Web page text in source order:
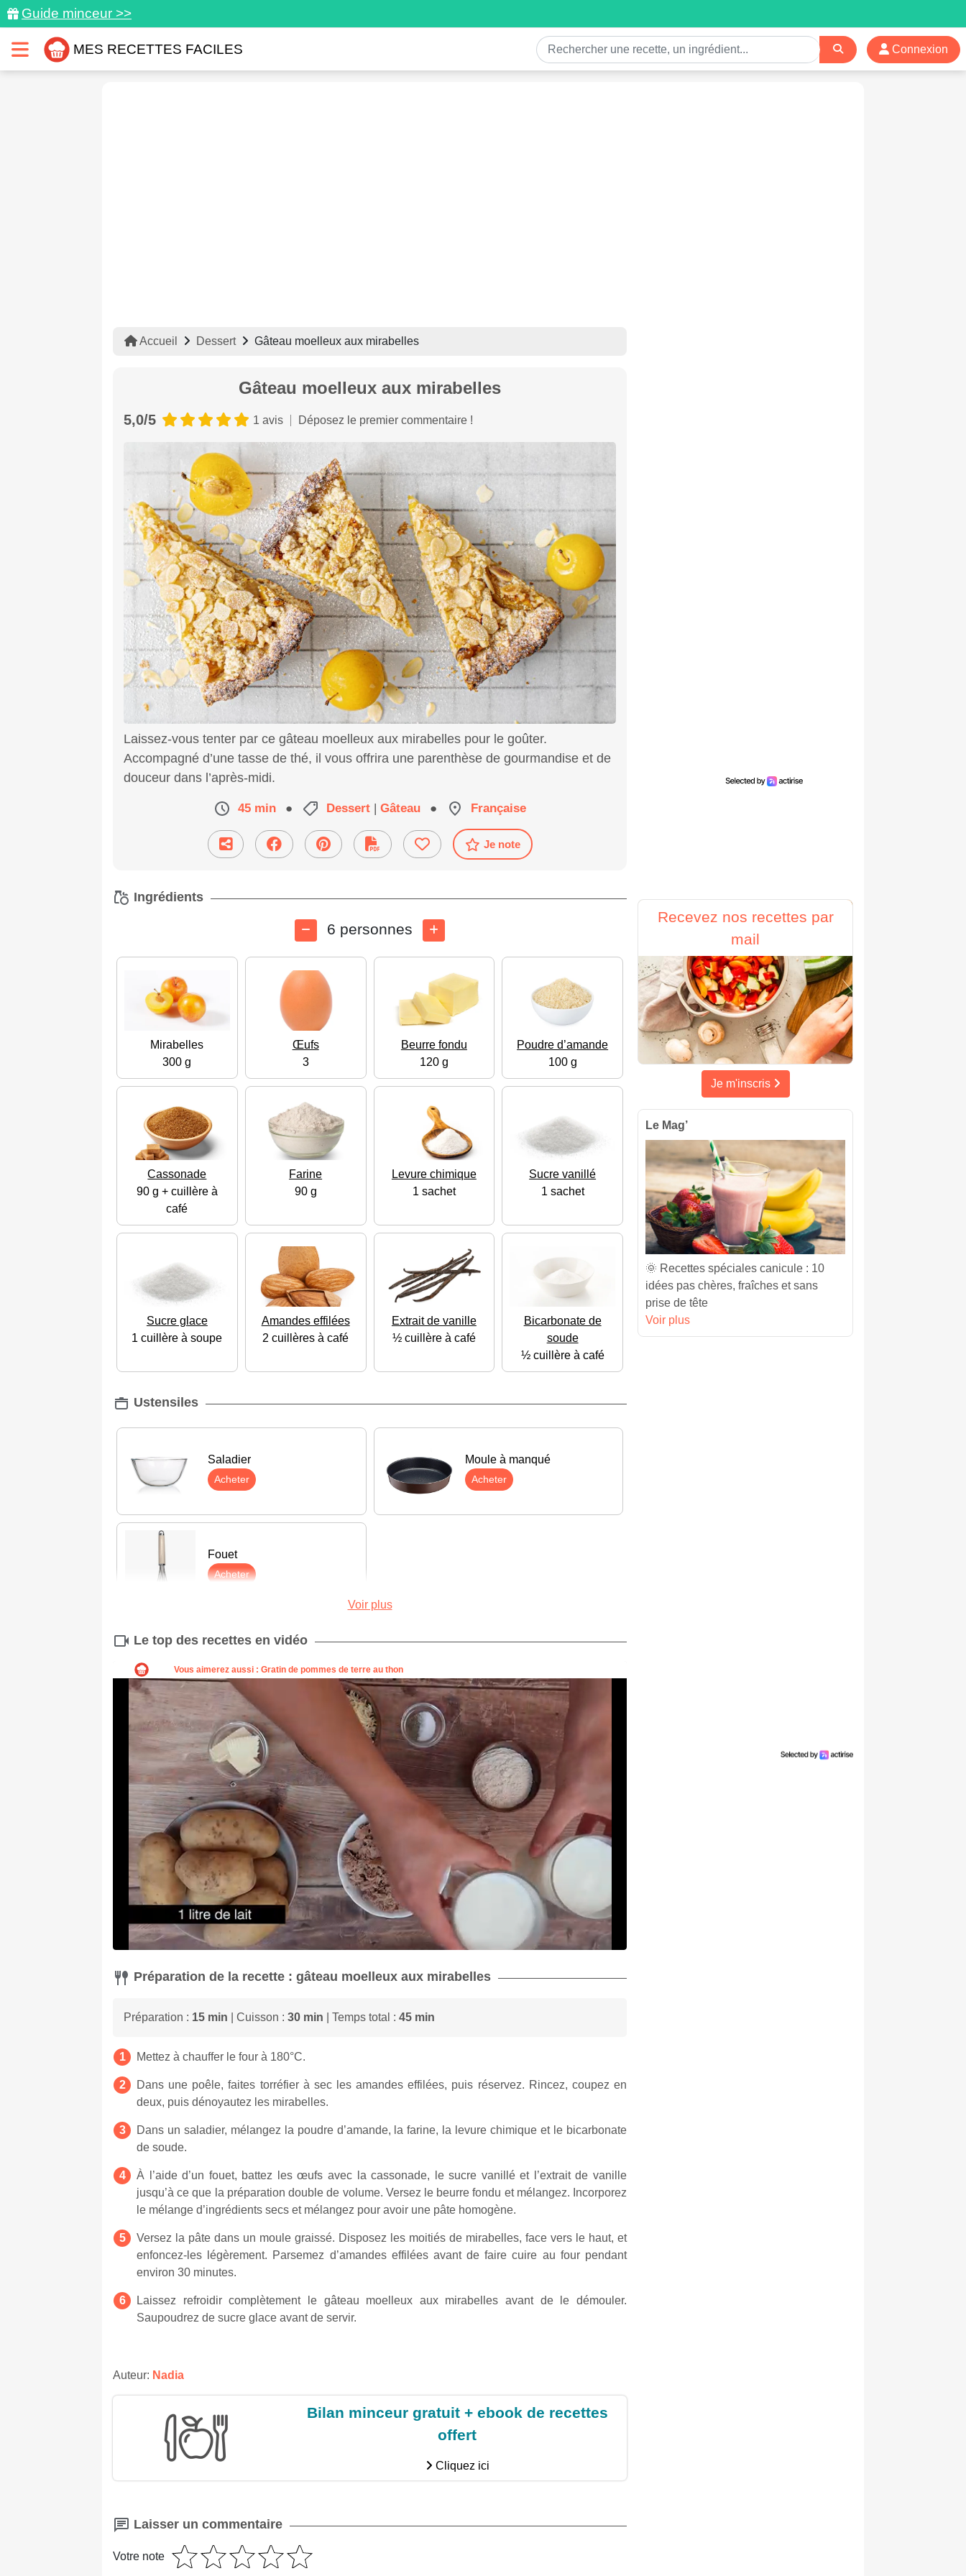
Guide minceur >>
MES RECETTES FACILES Connexion
Accueil Dessert Gâteau moelleux aux mirabelles
Gâteau moelleux aux mirabelles
5,0/5 1 avis Déposez le premier commentaire !
Laissez-vous tenter par ce gâteau moelleux aux mirabelles pour le goûter.
Accompagné d’une tasse de thé, il vous offrira une parenthèse de gourmandise et de
douceur dans l’après-midi.
45 min ● Dessert | Gâteau ● Française
Je note
Ingrédients
6 personnes
Mirabelles
300 g
Œufs
3
Beurre fondu
120 g
Poudre d’amande
100 g
Cassonade
90 g + cuillère à
café
Farine
90 g
Levure chimique
1 sachet
Sucre vanillé
1 sachet
Sucre glace
1 cuillère à soupe
Amandes effilées
2 cuillères à café
Extrait de vanille
½ cuillère à café
Bicarbonate de
soude
½ cuillère à café
Ustensiles
Saladier
Acheter
Moule à manqué
Acheter
Fouet
Acheter
Voir plus
Le top des recettes en vidéo
Préparation de la recette : gâteau moelleux aux mirabelles
Préparation : 15 min | Cuisson : 30 min | Temps total : 45 min
Mettez à chauffer le four à 180°C.
Dans une poêle, faites torréfier à sec les amandes effilées, puis réservez. Rincez, coupez en
deux, puis dénoyautez les mirabelles.
Dans un saladier, mélangez la poudre d’amande, la farine, la levure chimique et le bicarbonate
de soude.
À l’aide d’un fouet, battez les œufs avec la cassonade, le sucre vanillé et l’extrait de vanille
jusqu’à ce que la préparation double de volume. Versez le beurre fondu et mélangez. Incorporez
le mélange d’ingrédients secs et mélangez pour avoir une pâte homogène.
Versez la pâte dans un moule graissé. Disposez les moitiés de mirabelles, face vers le haut, et
enfoncez-les légèrement. Parsemez d’amandes effilées avant de faire cuire au four pendant
environ 30 minutes.
Laissez refroidir complètement le gâteau moelleux aux mirabelles avant de le démouler.
Saupoudrez de sucre glace avant de servir.
Auteur: Nadia
Bilan minceur gratuit + ebook de recettes
offert
Cliquez ici
Laisser un commentaire
Votre note
Recevez nos recettes par
mail
Je m'inscris
Le Mag’
🌞 Recettes spéciales canicule : 10
idées pas chères, fraîches et sans
prise de tête
Voir plus